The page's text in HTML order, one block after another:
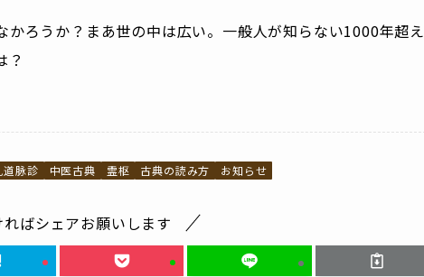
ろうか？まあ世の中は広い。一般人が知らない1000年超え
？
道脉診 中医古典 霊枢 古典の読み方 お知らせ
ればシェアお願いします